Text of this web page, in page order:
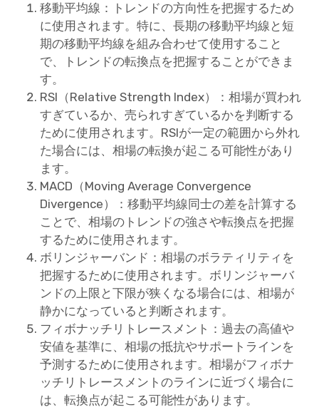
移動平均線：トレンドの方向性を把握するため
に使用されます。特に、長期の移動平均線と短
期の移動平均線を組み合わせて使用すること
で、トレンドの転換点を把握することができま
す。
RSI（Relative Strength Index）：相場が買われ
すぎているか、売られすぎているかを判断する
ために使用されます。RSIが一定の範囲から外れ
た場合には、相場の転換が起こる可能性があり
ます。
MACD（Moving Average Convergence
Divergence）：移動平均線同士の差を計算する
ことで、相場のトレンドの強さや転換点を把握
するために使用されます。
ボリンジャーバンド：相場のボラティリティを
把握するために使用されます。ボリンジャーバ
ンドの上限と下限が狭くなる場合には、相場が
静かになっていると判断されます。
フィボナッチリトレースメント：過去の高値や
安値を基準に、相場の抵抗やサポートラインを
予測するために使用されます。相場がフィボナ
ッチリトレースメントのラインに近づく場合に
は、転換点が起こる可能性があります。